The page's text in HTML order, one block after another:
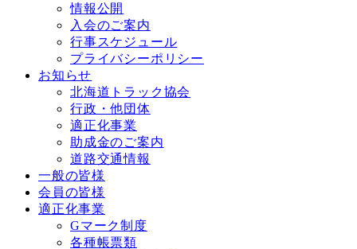
情報公開
入会のご案内
行事スケジュール
プライバシーポリシー
お知らせ
北海道トラック協会
行政・他団体
適正化事業
助成金のご案内
道路交通情報
一般の皆様
会員の皆様
適正化事業
Gマーク制度
各種帳票類